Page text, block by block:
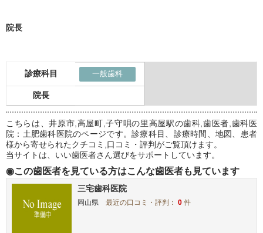
院長
診療科目 一般歯科
院長
こちらは、井原市,高屋町,子守唄の里高屋駅の歯科,歯医者,歯科医
院：土肥歯科医院のページです。診療科目、診療時間、地図、患者
様から寄せられたクチコミ,口コミ・評判がご覧頂けます。
当サイトは、いい歯医者さん選びをサポートしています。
◉この歯医者を見ている方はこんな歯医者も見ています
三宅歯科医院
岡山県 最近の口コミ・評判：0 件